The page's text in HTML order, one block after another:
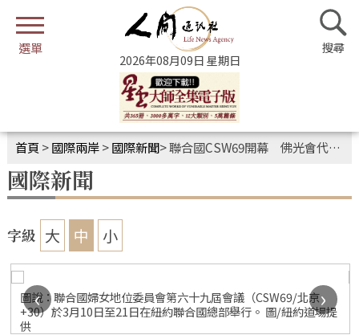
2026年08月09日 星期日
首頁 >國際兩岸>國際新聞>聯合國CSW69開幕 佛光會代表參與見證全球性別平等
國際新聞
字級 大 中 小
圖說：聯合國婦女地位委員會第六十九屆會議（CSW69/北京
+30）於3月10日至21日在紐約聯合國總部舉行。 圖/紐約道場提
供
‹ ›